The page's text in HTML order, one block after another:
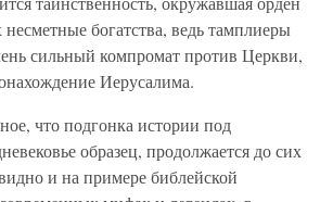
богатства, ведь тамплиеры
сильный компромат против Церкви,
Иерусалима.
что подгонка истории под
образец, продолжается до сих
и на примере библейской